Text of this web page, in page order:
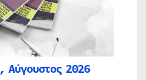
Αύγουστος 2026